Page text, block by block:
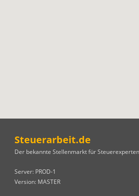
Steuerarbeit.de
Der bekannte Stellenmarkt für Steuerexperten
Server: PROD-1
Version: MASTER